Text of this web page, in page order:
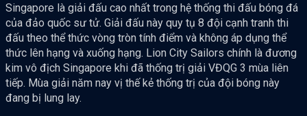
Singapore là giải đấu cao nhất trong hệ thống thi đấu bóng đá
của đảo quốc sư tử. Giải đấu này quy tụ 8 đội cạnh tranh thi
đấu theo thể thức vòng tròn tính điểm và không áp dụng thể
thức lên hạng và xuống hạng. Lion City Sailors chính là đương
kim vô địch Singapore khi đã thống trị giải VĐQG 3 mùa liên
tiếp. Mùa giải năm nay vị thế kẻ thống trị của đội bóng này
đang bị lung lay.